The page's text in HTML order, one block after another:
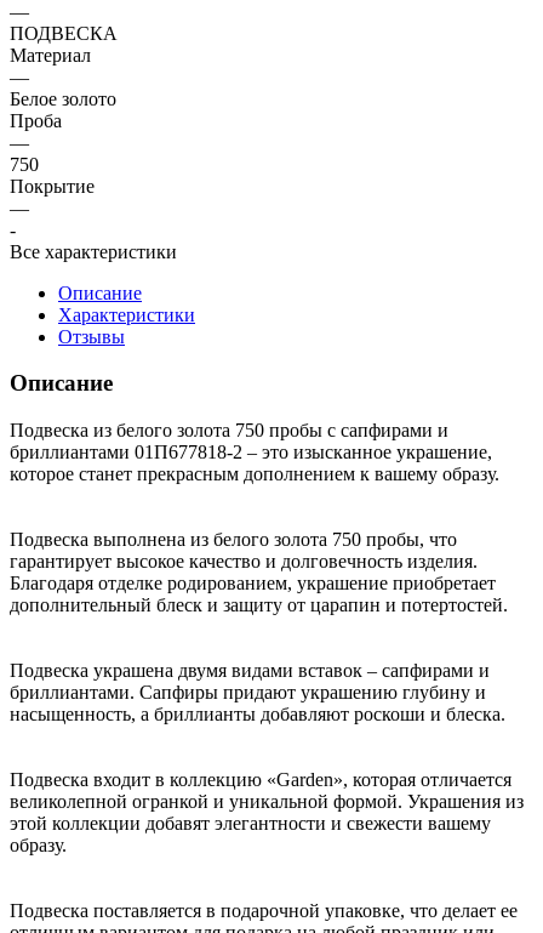
—
ПОДВЕСКА
Материал
—
Белое золото
Проба
—
750
Покрытие
—
-
Все характеристики
Описание
Характеристики
Отзывы
Описание
Подвеска из белого золота 750 пробы с сапфирами и
бриллиантами 01П677818-2 – это изысканное украшение,
которое станет прекрасным дополнением к вашему образу.
Подвеска выполнена из белого золота 750 пробы, что
гарантирует высокое качество и долговечность изделия.
Благодаря отделке родированием, украшение приобретает
дополнительный блеск и защиту от царапин и потертостей.
Подвеска украшена двумя видами вставок – сапфирами и
бриллиантами. Сапфиры придают украшению глубину и
насыщенность, а бриллианты добавляют роскоши и блеска.
Подвеска входит в коллекцию «Garden», которая отличается
великолепной огранкой и уникальной формой. Украшения из
этой коллекции добавят элегантности и свежести вашему
образу.
Подвеска поставляется в подарочной упаковке, что делает ее